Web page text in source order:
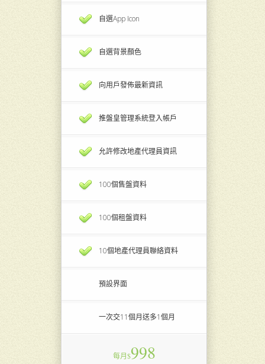
自選App Icon
自選背景顏色
向用戶發佈最新資訊
推盤皇管理系統登入帳戶
允許修改地產代理員資訊
100個售盤資料
100個租盤資料
10個地產代理員聯絡資料
預設界面
一次交11個月送多1個月
每月$998